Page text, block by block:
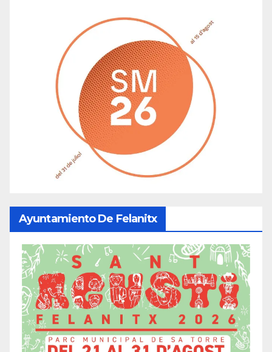
Ayuntamiento De Felanitx